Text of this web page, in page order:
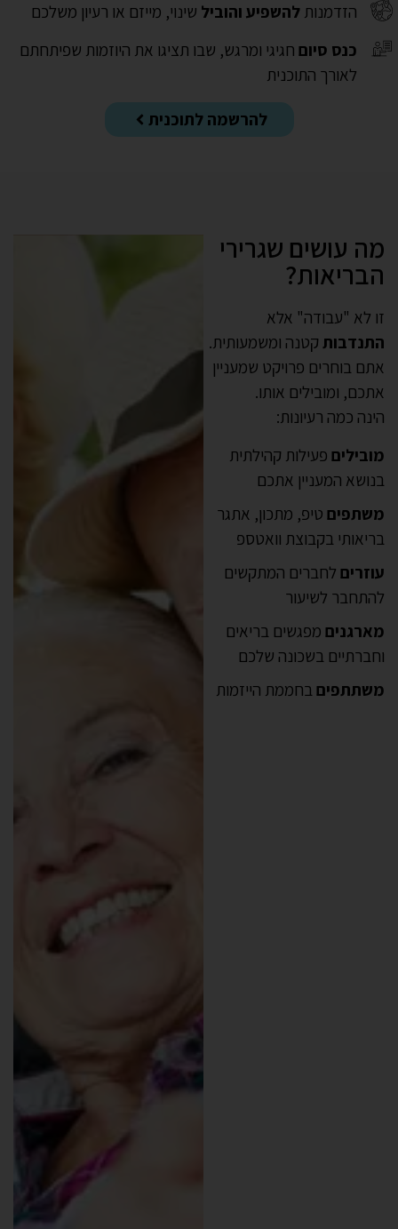
הזדמנותלהשפיע והובילשינוי, מייזם או רעיון משלכם
כנס סיוםחגיגי ומרגש, שבו תציגו את היוזמות שפיתחתם
לאורך התוכנית
להרשמה לתוכנית
מה עושים שגרירי
הבריאות?
זו לא "עבודה" אלא
התנדבותקטנה ומשמעותית.
אתם בוחרים פרויקט שמעניין
אתכם, ומובילים אותו.
הינה כמה רעיונות:
מוביליםפעילות קהילתית
בנושא המעניין אתכם
משתפיםטיפ, מתכון, אתגר
בריאותי בקבוצת וואטספ
עוזריםלחברים המתקשים
להתחבר לשיעור
מארגניםמפגשים בריאים
וחברתיים בשכונה שלכם
משתתפיםבחממת הייזמות